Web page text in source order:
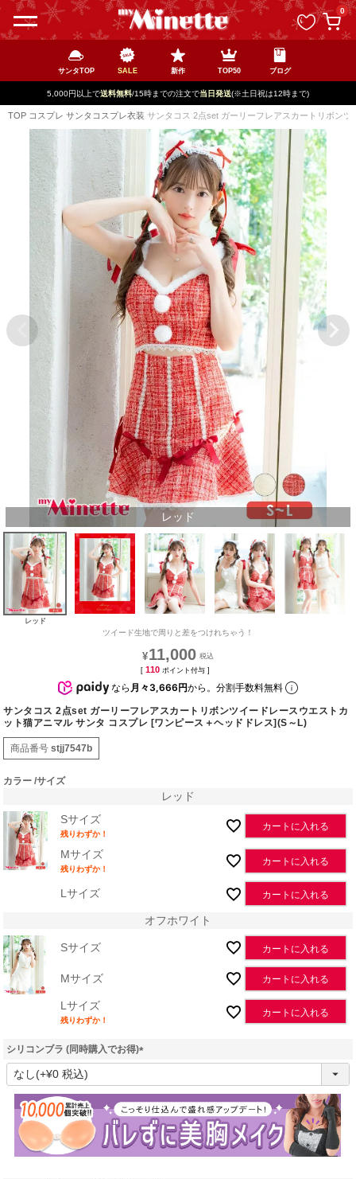
0
サンタTOP SALE 新作 TOP50 ブログ
5,000円以上で送料無料/15時までの注文で当日発送(※土日祝は12時まで)
TOP コスプレ サンタコスプレ衣装 サンタコス 2点set ガーリーフレアスカートリボン
レッド
レッド
ツイード生地で周りと差をつけれちゃう！
¥11,000
[ 110 ポイント付与 ]
なら 月々3,666円から。分割手数料無料
サンタコス 2点set ガーリーフレアスカートリボンツイードレースウエストカ
ット猫アニマル サンタ コスプレ [ワンピース＋ヘッドドレス](S～L)
商品番号 stjj7547b
カラー サイズ
レッド
Sサイズ
残りわずか！
カートに入れる
Mサイズ
残りわずか！
カートに入れる
Lサイズ カートに入れる
オフホワイト
Sサイズ カートに入れる
Mサイズ カートに入れる
Lサイズ
残りわずか！
カートに入れる
シリコンブラ (同時購入でお得)
(
須
)
ペー
ジト
ップ